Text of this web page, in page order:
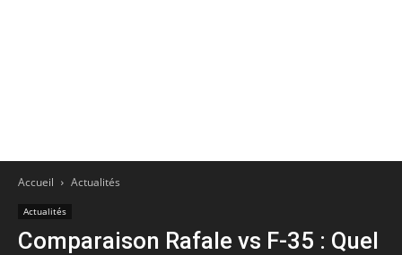
Accueil Actualités
Actualités
Comparaison Rafale vs F-35 : Quel